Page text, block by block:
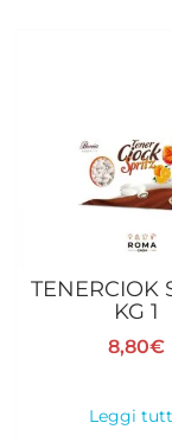
TENERCIOK
KG 1
8,80€
Leggi